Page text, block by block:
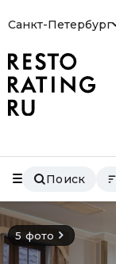
Санкт-Петербург
Поиск
5 фото